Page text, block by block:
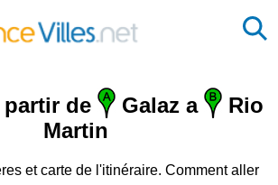
de Galaz a
Rio
Martin
et carte de l'itinéraire. Comment aller